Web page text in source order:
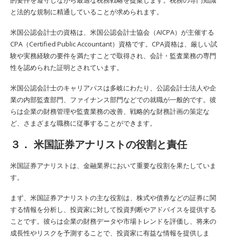
と法的な規制に精通していることが求められます。
米国公認会計士の資格は、米国公認会計士協会（AICPA）が主催する
CPA（Certified Public Accountant）資格です。CPA資格は、厳しい試
験や実務経験の要件を満たすことで取得され、会計・監査業務の専門
性を認められた証明とされています。
米国公認会計士のキャリアパスは多岐にわたり、公認会計士法人や企
業の内部監査部門、ファイナンス部門などでの就職が一般的です。彼
らは企業の財務管理や監査業務の改善、戦略的な財務計画の策定な
ど、さまざまな職務に従事することができます。
３． 米国証券アナリストの役割と責任
米国証券アナリストは、金融業界において重要な役割を果たしていま
す。
まず、米国証券アナリストの主な役割は、株式や債券などの証券に関
する情報を分析し、投資家に対して投資判断やアドバイスを提供する
ことです。彼らは企業の財務データや市場トレンドを評価し、将来の
成長性やリスクを予測することで、投資家に有益な情報を提供しま